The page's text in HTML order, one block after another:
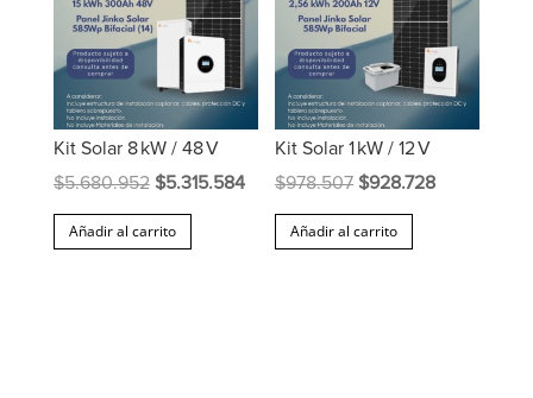
Kit Solar 8 kW / 48 V
$5.680.952 El
precio
$5.315.584El
precio
Añadir al carrito
Kit Solar 1 kW / 12 V
$978.507 El
precio
$928.728El
Añadir al carrito